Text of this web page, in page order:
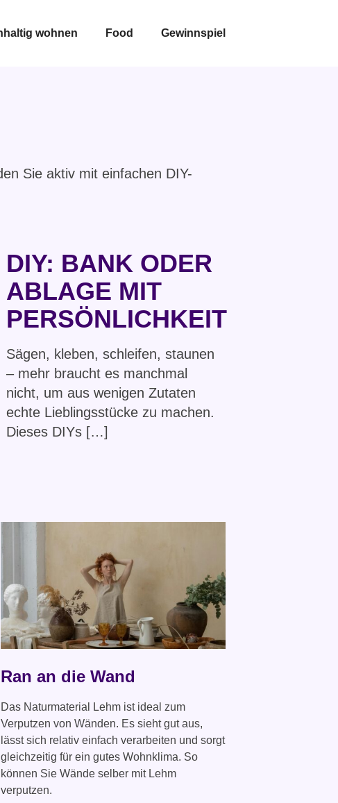
wohnen Food Gewinnspiel
Sie aktiv mit einfachen DIY-
DIY: BANK ODER
ABLAGE MIT
PERSÖNLICHKEIT
Sägen, kleben, schleifen, staunen
– mehr braucht es manchmal
nicht, um aus wenigen Zutaten
echte Lieblingsstücke zu machen.
Dieses DIYs […]
Ran an die Wand
Das Naturmaterial Lehm ist ideal zum
Verputzen von Wänden. Es sieht gut aus,
lässt sich relativ einfach verarbeiten und sorgt
gleichzeitig für ein gutes Wohnklima. So
können Sie Wände selber mit Lehm
verputzen.